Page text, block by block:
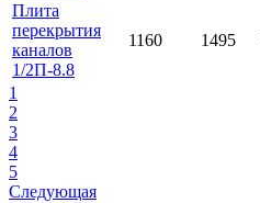
Плита
перекрытия
каналов
1/2П-8.8
1160 1495
1
2
3
4
5
Следующая